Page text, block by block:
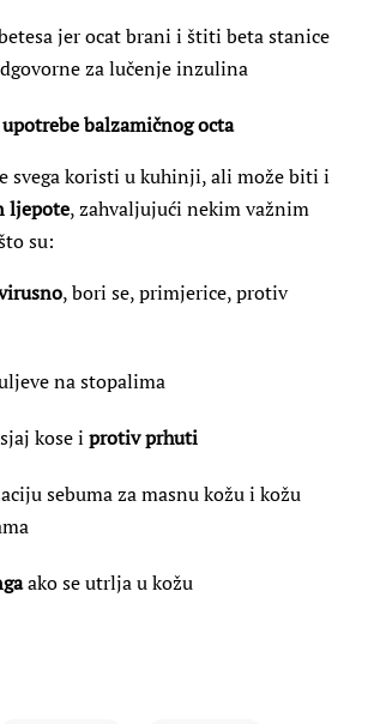
jer ocat brani i štiti beta stanice
za lučenje inzulina
balzamičnog octa
svega koristi u kuhinji, ali može biti i
ljepote, zahvaljujući nekim važnim
su:
, bori se, primjerice, protiv
na stopalima
kose i protiv prhuti
sebuma za masnu kožu i kožu
ako se utrlja u kožu